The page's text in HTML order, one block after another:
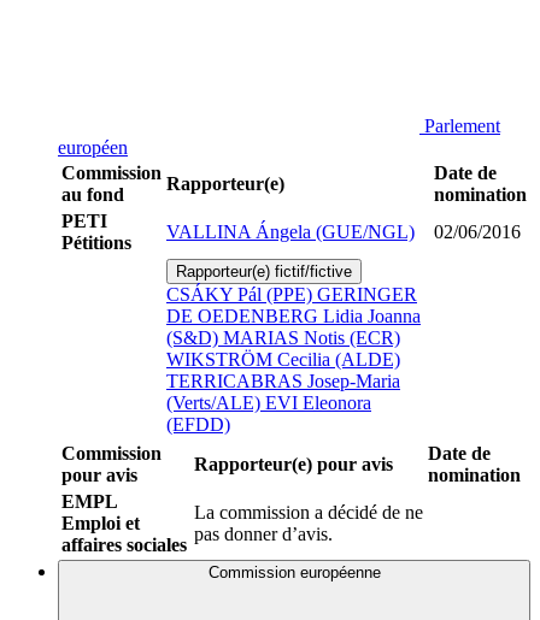
Parlement
européen
Commission
au fond
Rapporteur(e)
Date de
nomination
PETI
Pétitions
VALLINA Ángela (GUE/NGL) 02/06/2016
Rapporteur(e) fictif/fictive
CSÁKY Pál (PPE) GERINGER
DE OEDENBERG Lidia Joanna
(S&D) MARIAS Notis (ECR)
WIKSTRÖM Cecilia (ALDE)
TERRICABRAS Josep-Maria
(Verts/ALE) EVI Eleonora
(EFDD)
Commission
pour avis
Rapporteur(e) pour avis
Date de
nomination
EMPL
Emploi et
affaires sociales
La commission a décidé de ne
pas donner d’avis.
Commission européenne